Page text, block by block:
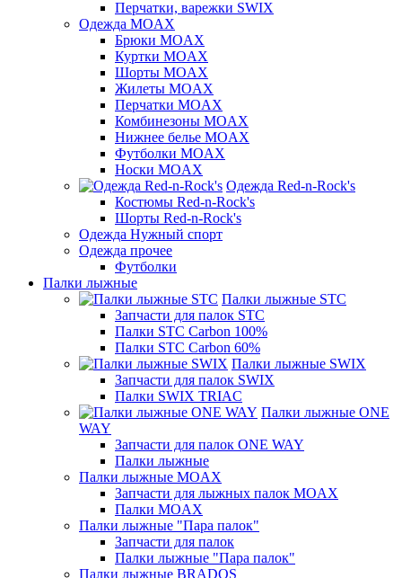
Перчатки, варежки SWIX
Одежда MOAX
Брюки MOAX
Куртки MOAX
Шорты MOAX
Жилеты MOAX
Перчатки MOAX
Комбинезоны MOAX
Нижнее белье MOAX
Футболки MOAX
Носки MOAX
Одежда Red-n-Rock's
Костюмы Red-n-Rock's
Шорты Red-n-Rock's
Одежда Нужный спорт
Одежда прочее
Футболки
Палки лыжные
Палки лыжные STC
Запчасти для палок STC
Палки STC Carbon 100%
Палки STC Carbon 60%
Палки лыжные SWIX
Запчасти для палок SWIX
Палки SWIX TRIAC
Палки лыжные ONE
WAY
Запчасти для палок ONE WAY
Палки лыжные
Палки лыжные MOAX
Запчасти для лыжных палок MOAX
Палки MOAX
Палки лыжные "Пара палок"
Запчасти для палок
Палки лыжные "Пара палок"
Палки лыжные BRADOS